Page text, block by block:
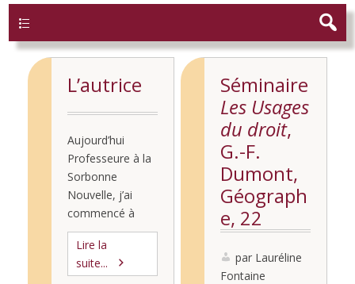
L’autrice
Aujourd’hui
Professeure à la
Sorbonne
Nouvelle, j’ai
commencé à
enseigner dans
les facultés de
droit en France
Lire la
suite...
Séminaire
Les Usages
du droit,
G.-F.
Dumont,
Géograph
e, 22
février
2016
par Lauréline
Fontaine